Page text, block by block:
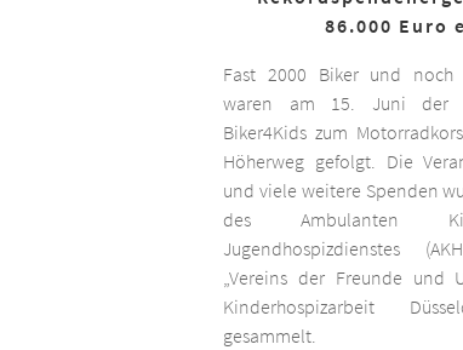
86.000 Euro
Fast 2000 Biker und noch
waren am 15. Juni der
Biker4Kids zum
Höherweg gefolgt. Die
und viele weitere Spenden
des Ambulanten
Jugendhospizdienstes
„Vereins der Freunde und
Kinderhospizarbeit
gesammelt.